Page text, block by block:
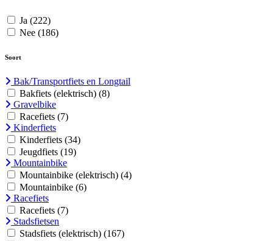
Ja (222)
Nee (186)
Soort
Bak/Transportfiets en Longtail
Bakfiets (elektrisch) (8)
Gravelbike
Racefiets (7)
Kinderfiets
Kinderfiets (34)
Jeugdfiets (19)
Mountainbike
Mountainbike (elektrisch) (4)
Mountainbike (6)
Racefiets
Racefiets (7)
Stadsfietsen
Stadsfiets (elektrisch) (167)